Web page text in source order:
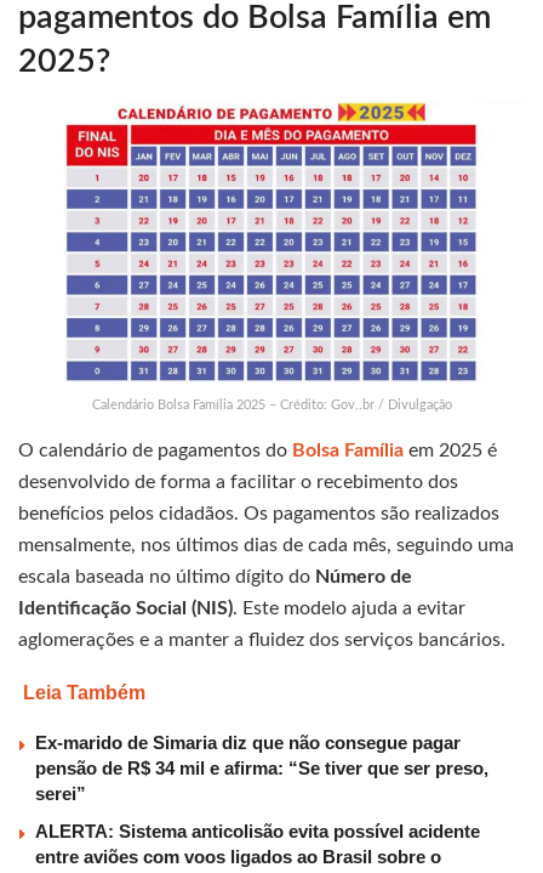
pagamentos do Bolsa Família em
2025?
Calendário Bolsa Família 2025 – Crédito: Gov..br / Divulgação
O calendário de pagamentos do Bolsa Família em 2025 é
desenvolvido de forma a facilitar o recebimento dos
benefícios pelos cidadãos. Os pagamentos são realizados
mensalmente, nos últimos dias de cada mês, seguindo uma
escala baseada no último dígito do Número de
Identificação Social (NIS). Este modelo ajuda a evitar
aglomerações e a manter a fluidez dos serviços bancários.
Leia Também
Ex-marido de Simaria diz que não consegue pagar
pensão de R$ 34 mil e afirma: “Se tiver que ser preso,
serei”
ALERTA: Sistema anticolisão evita possível acidente
entre aviões com voos ligados ao Brasil sobre o